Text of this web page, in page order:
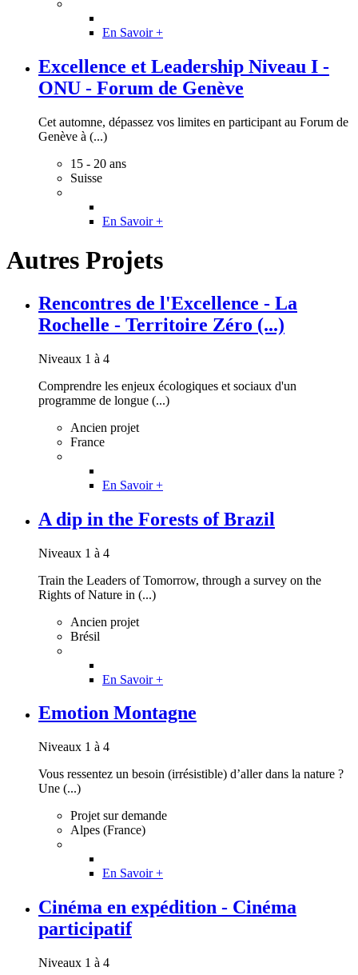
En Savoir +
Excellence et Leadership Niveau I -
ONU - Forum de Genève
Cet automne, dépassez vos limites en participant au Forum de
Genève à (...)
15 - 20 ans
Suisse
En Savoir +
Autres Projets
Rencontres de l'Excellence - La
Rochelle - Territoire Zéro (...)
Niveaux 1 à 4
Comprendre les enjeux écologiques et sociaux d'un
programme de longue (...)
Ancien projet
France
En Savoir +
A dip in the Forests of Brazil
Niveaux 1 à 4
Train the Leaders of Tomorrow, through a survey on the
Rights of Nature in (...)
Ancien projet
Brésil
En Savoir +
Emotion Montagne
Niveaux 1 à 4
Vous ressentez un besoin (irrésistible) d’aller dans la nature ?
Une (...)
Projet sur demande
Alpes (France)
En Savoir +
Cinéma en expédition - Cinéma
participatif
Niveaux 1 à 4